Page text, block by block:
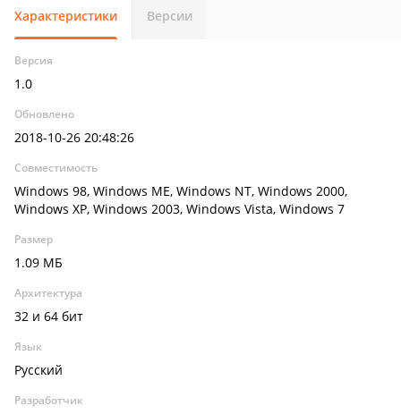
Характеристики Версии
Версия
1.0
Обновлено
2018-10-26 20:48:26
Совместимость
Windows 98, Windows ME, Windows NT, Windows 2000,
Windows XP, Windows 2003, Windows Vista, Windows 7
Размер
1.09 МБ
Архитектура
32 и 64 бит
Язык
Русский
Разработчик